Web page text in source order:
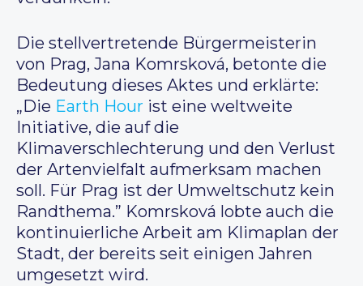
Die stellvertretende Bürgermeisterin
von Prag, Jana Komrsková, betonte die
Bedeutung dieses Aktes und erklärte:
„Die Earth Hour ist eine weltweite
Initiative, die auf die
Klimaverschlechterung und den Verlust
der Artenvielfalt aufmerksam machen
soll. Für Prag ist der Umweltschutz kein
Randthema.” Komrsková lobte auch die
kontinuierliche Arbeit am Klimaplan der
Stadt, der bereits seit einigen Jahren
umgesetzt wird.